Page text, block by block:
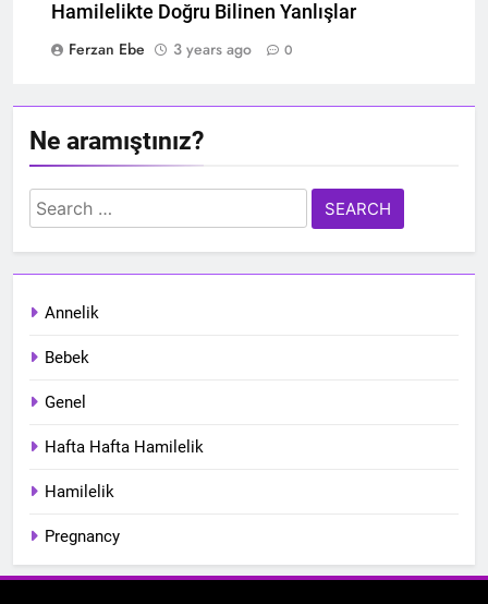
Hamilelikte Doğru Bilinen Yanlışlar
Ferzan Ebe
3 years ago 0
Ne aramıştınız?
Search
for:
Annelik
Bebek
Genel
Hafta Hafta Hamilelik
Hamilelik
Pregnancy